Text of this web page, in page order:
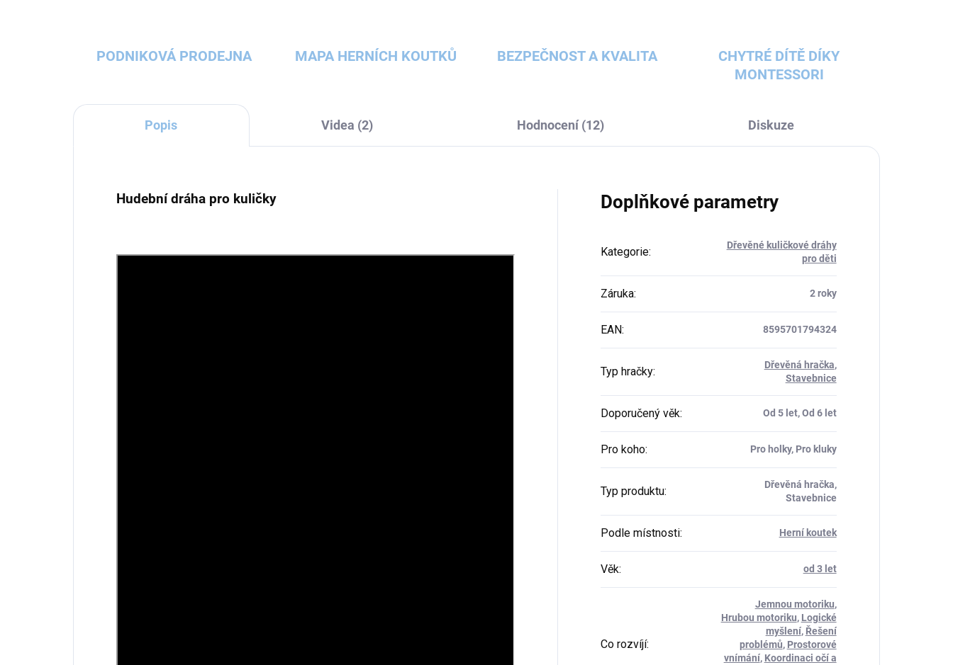
PODNIKOVÁ PRODEJNA MAPA HERNÍCH KOUTKŮ BEZPEČNOST A KVALITA
CHYTRÉ DÍTĚ DÍKY
MONTESSORI
Popis Videa (2) Hodnocení (12) Diskuze
Hudební dráha pro kuličky Doplňkové parametry
Kategorie:
Dřevěné kuličkové dráhy
pro děti
Záruka: 2 roky
EAN: 8595701794324
Typ hračky: Dřevěná hračka,
Stavebnice
Doporučený věk: Od 5 let, Od 6 let
Pro koho: Pro holky, Pro kluky
Typ produktu:
Dřevěná hračka,
Stavebnice
Podle místnosti: Herní koutek
Věk: od 3 let
Co rozvíjí:
Jemnou motoriku,
Hrubou motoriku, Logické
myšlení, Řešení
problémů, Prostorové
vnímání, Koordinaci očí a